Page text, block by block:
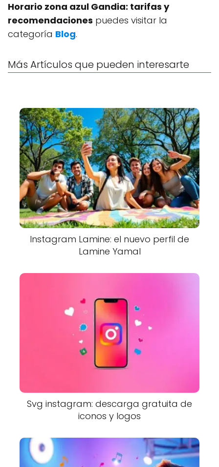
Horario zona azul Gandia: tarifas y
recomendaciones puedes visitar la
categoría Blog.
Más Artículos que pueden interesarte
Instagram Lamine: el nuevo perfil de
Lamine Yamal
Svg instagram: descarga gratuita de
iconos y logos